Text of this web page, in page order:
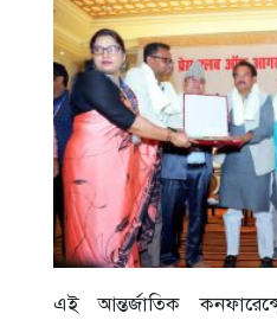
এই আন্তর্জাতিক